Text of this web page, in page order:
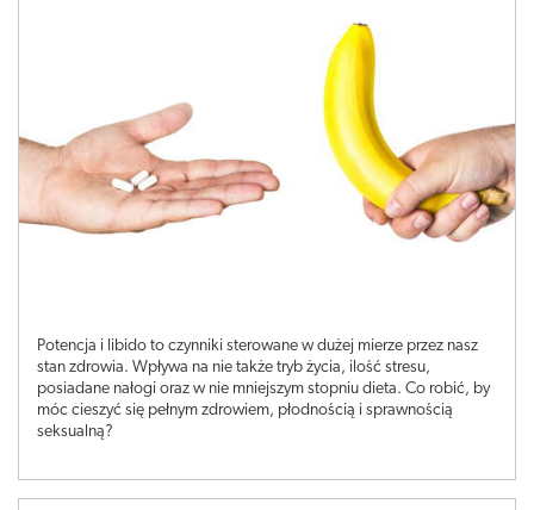
Potencja i libido to czynniki sterowane w dużej mierze przez nasz
stan zdrowia. Wpływa na nie także tryb życia, ilość stresu,
posiadane nałogi oraz w nie mniejszym stopniu dieta. Co robić, by
móc cieszyć się pełnym zdrowiem, płodnością i sprawnością
seksualną?